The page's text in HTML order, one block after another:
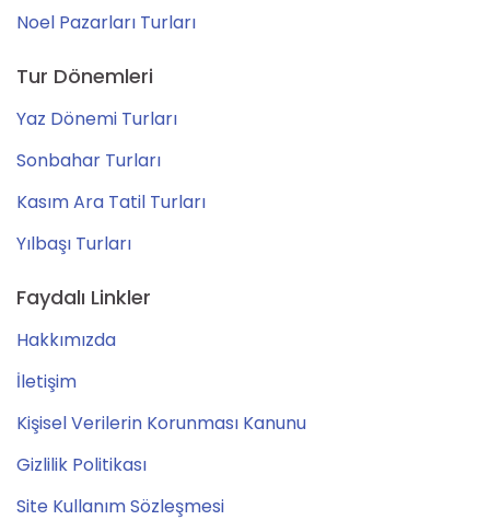
Noel Pazarları Turları
Tur Dönemleri
Yaz Dönemi Turları
Sonbahar Turları
Kasım Ara Tatil Turları
Yılbaşı Turları
Faydalı Linkler
Hakkımızda
İletişim
Kişisel Verilerin Korunması Kanunu
Gizlilik Politikası
Site Kullanım Sözleşmesi